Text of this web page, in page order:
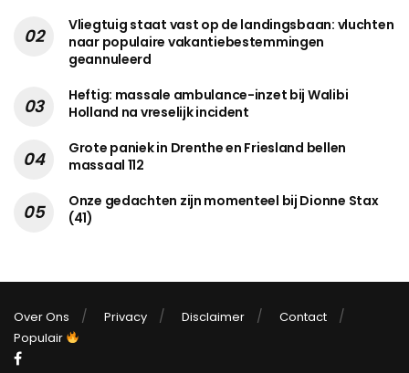
Vliegtuig staat vast op de landingsbaan: vluchten
naar populaire vakantiebestemmingen
geannuleerd
Heftig: massale ambulance-inzet bij Walibi
Holland na vreselijk incident
Grote paniek in Drenthe en Friesland bellen
massaal 112
Onze gedachten zijn momenteel bij Dionne Stax
(41)
Over Ons Privacy Disclaimer
Contact
Populair